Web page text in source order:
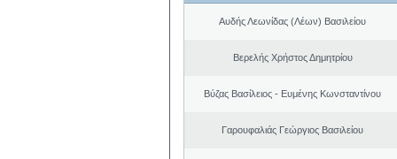
Αυδής Λεωνίδας (Λέων) Βασιλείου
Βερελής Χρήστος Δημητρίου
Βύζας Βασίλειος - Ευμένης Κωνσταντίνου
Γαρουφαλιάς Γεώργιος Βασιλείου